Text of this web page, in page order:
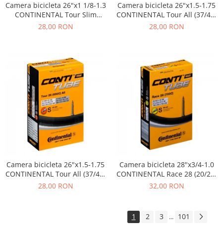
Camera bicicleta 26"x1 1/8-1.3
CONTINENTAL Tour Slim
(28/32-559/597), valva FV42
28,00 RON
Camera bicicleta 26"x1.5-1.75
CONTINENTAL Tour All (37/47-
559/590), valva AV40
28,00 RON
Camera bicicleta 26"x1.5-1.75
CONTINENTAL Tour All (37/47-
559/590), valva FV42
28,00 RON
Camera bicicleta 28"x3/4-1.0
CONTINENTAL Race 28 (20/25-
622/630), valva FV60
32,00 RON
1 2 3 ... 101